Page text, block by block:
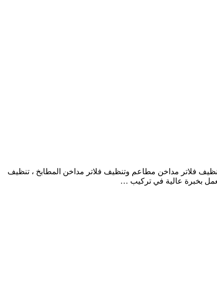
فلاتر مداخن مطاعم وتنظيف فلاتر مداخن المطابخ ، تنظيف
بخبرة عالية في تركيب …